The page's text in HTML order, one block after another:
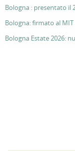
Bologna : presentato il
Bologna: firmato al MIT
Bologna Estate 2026: